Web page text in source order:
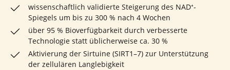
wissenschaftlich validierte Steigerung des NAD⁺-
Spiegels um bis zu 300 % nach 4 Wochen
über 95 % Bioverfügbarkeit durch verbesserte
Technologie statt üblicherweise ca. 30 %
Aktivierung der Sirtuine (SIRT1–7) zur Unterstützung
der zellulären Langlebigkeit